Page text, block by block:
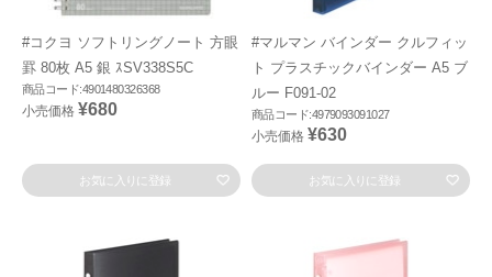
#コクヨ ソフトリングノート 方眼
罫 80枚 A5 銀 ｽSV338S5C
商品コード:4901480326368
小売価格 ¥680
お気に入りに登録
#マルマン バインダー クルフィッ
ト プラスチックバインダー A5 ブ
ルー F091-02
商品コード:4979093091027
小売価格 ¥630
お気に入りに登録